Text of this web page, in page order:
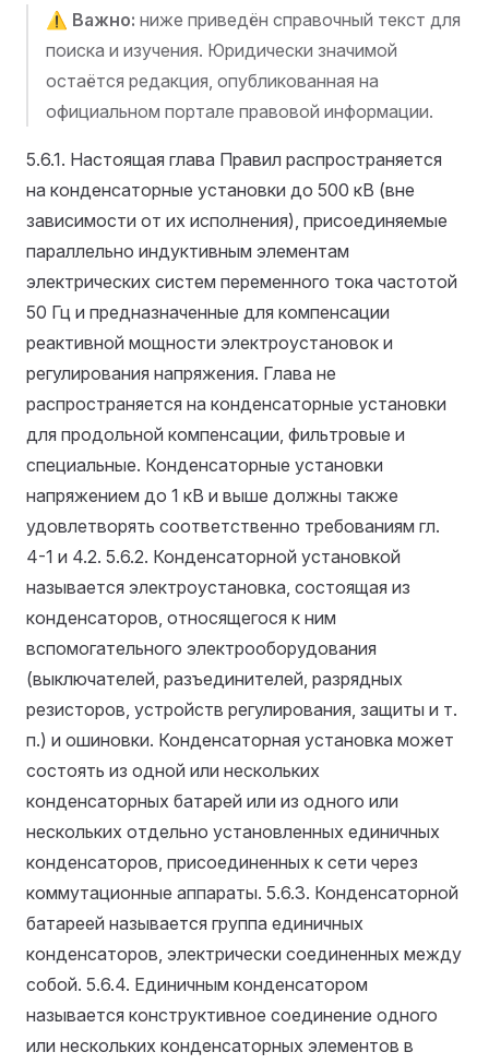
⚠️ Важно: ниже приведён справочный текст для
поиска и изучения. Юридически значимой
остаётся редакция, опубликованная на
официальном портале правовой информации.
5.6.1. Настоящая глава Правил распространяется
на конденсаторные установки до 500 кВ (вне
зависимости от их исполнения), присоединяемые
параллельно индуктивным элементам
электрических систем переменного тока частотой
50 Гц и предназначенные для компенсации
реактивной мощности электроустановок и
регулирования напряжения. Глава не
распространяется на конденсаторные установки
для продольной компенсации, фильтровые и
специальные. Конденсаторные установки
напряжением до 1 кВ и выше должны также
удовлетворять соответственно требованиям гл.
4-1 и 4.2. 5.6.2. Конденсаторной установкой
называется электроустановка, состоящая из
конденсаторов, относящегося к ним
вспомогательного электрооборудования
(выключателей, разъединителей, разрядных
резисторов, устройств регулирования, защиты и т.
п.) и ошиновки. Конденсаторная установка может
состоять из одной или нескольких
конденсаторных батарей или из одного или
нескольких отдельно установленных единичных
конденсаторов, присоединенных к сети через
коммутационные аппараты. 5.6.3. Конденсаторной
батареей называется группа единичных
конденсаторов, электрически соединенных между
собой. 5.6.4. Единичным конденсатором
называется конструктивное соединение одного
или нескольких конденсаторных элементов в